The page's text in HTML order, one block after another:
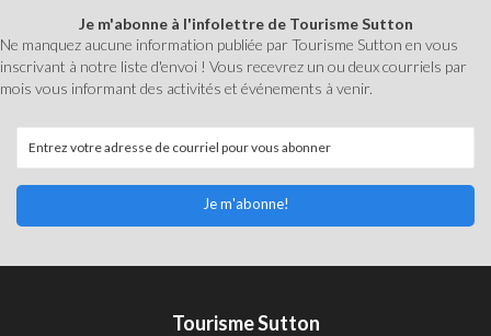
Je m'abonne à l'infolettre de Tourisme Sutton
Ne manquez aucune information publiée par Tourisme Sutton en vous
inscrivant à notre liste d'envoi ! Vous recevrez un ou deux courriels par
mois vous informant des activités et événements à venir.
Je m'abonne!
Tourisme Sutton